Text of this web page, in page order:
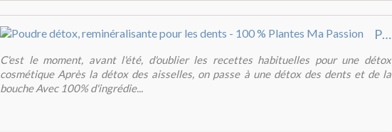
Poudre détox, reminéralisante pour les dents - 100 % Plantes Ma Passion
C'est le moment, avant l'été, d'oublier les recettes habituelles pour une détox
cosmétique Après la détox des aisselles, on passe à une détox des dents et de la
bouche Avec 100% d'ingrédie...